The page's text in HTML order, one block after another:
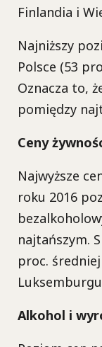
Finlandia i
Najniższy
Polsce (53
Oznacza to,
pomiędzy
Ceny
Najwyższe
roku 2016
najtańszym.
proc.
Alkohol i